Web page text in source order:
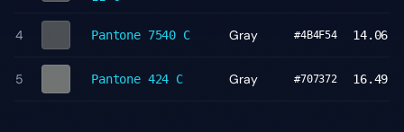
4 Pantone 7540 C Gray #4B4F54 14.06
5 Pantone 424 C Gray #707372 16.49